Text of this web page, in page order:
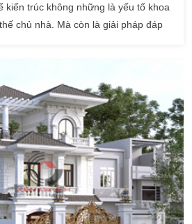
kiến trúc không những là yếu tố khoa
chủ nhà. Mà còn là giải pháp đáp
tông hiện đại đang dần trở thành lựa